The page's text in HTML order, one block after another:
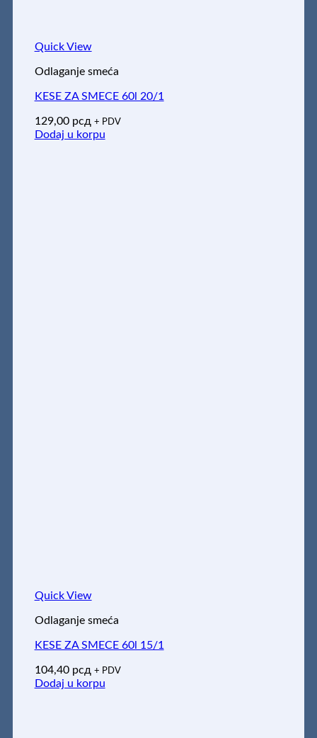
Quick View
Odlaganje smeća
KESE ZA SMECE 60l 20/1
129,00 рсд + PDV
Dodaj u korpu
Quick View
Odlaganje smeća
KESE ZA SMECE 60l 15/1
104,40 рсд + PDV
Dodaj u korpu